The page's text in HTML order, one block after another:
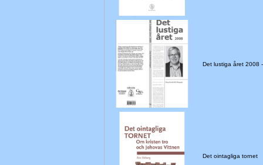
Det lustiga året 2008
Det ointagliga tornet